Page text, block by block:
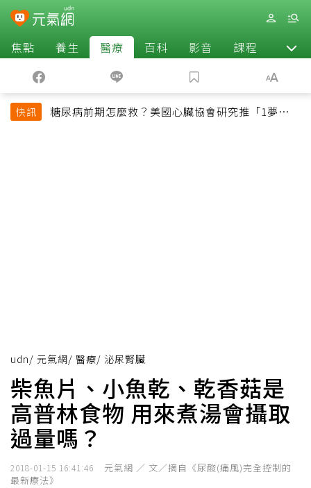
焦點 養生 醫療 百科 影音 課程 退休
快訊
糖尿病前期怎麼救？美國心臟協會研究推「1夢幻水
udn/ 元氣網/ 醫療/ 泌尿腎臟
柴魚片、小魚乾、乾香菇是
高普林食物 用來煮湯會攝取
過量嗎？
2018-01-15 16:41:46
元氣網 ／ 文／摘自《尿酸(痛風)完全控制的
最新療法》